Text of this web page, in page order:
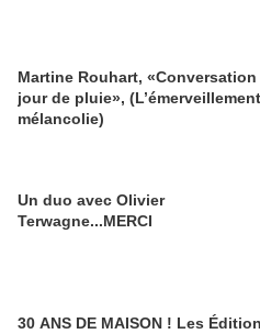
Martine Rouhart, «Conversation
jour de pluie»,
mélancolie)
Un duo avec Olivier
Terwagne...MERCI
30 ANS DE MAISON ! Les